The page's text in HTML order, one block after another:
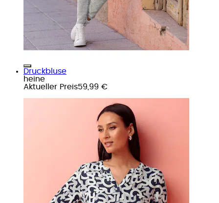
Druckbluse
heine
Aktueller Preis59,99 €